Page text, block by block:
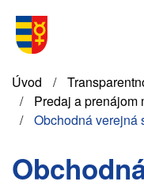
hlavný
Omrvinka
Úvod
Predaj a prenájom
Obchodná verejná